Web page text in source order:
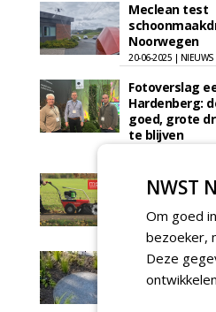
Meclean test
Noorwegen
20-06-2025 | NIEUWS
Fotoverslag
Hardenberg:
goed, grote
te blijven
EGO powered
meclean
De Groene
2024: nieuwe
wettingagent,
NWST
Om goed
bezoeker,
Deze